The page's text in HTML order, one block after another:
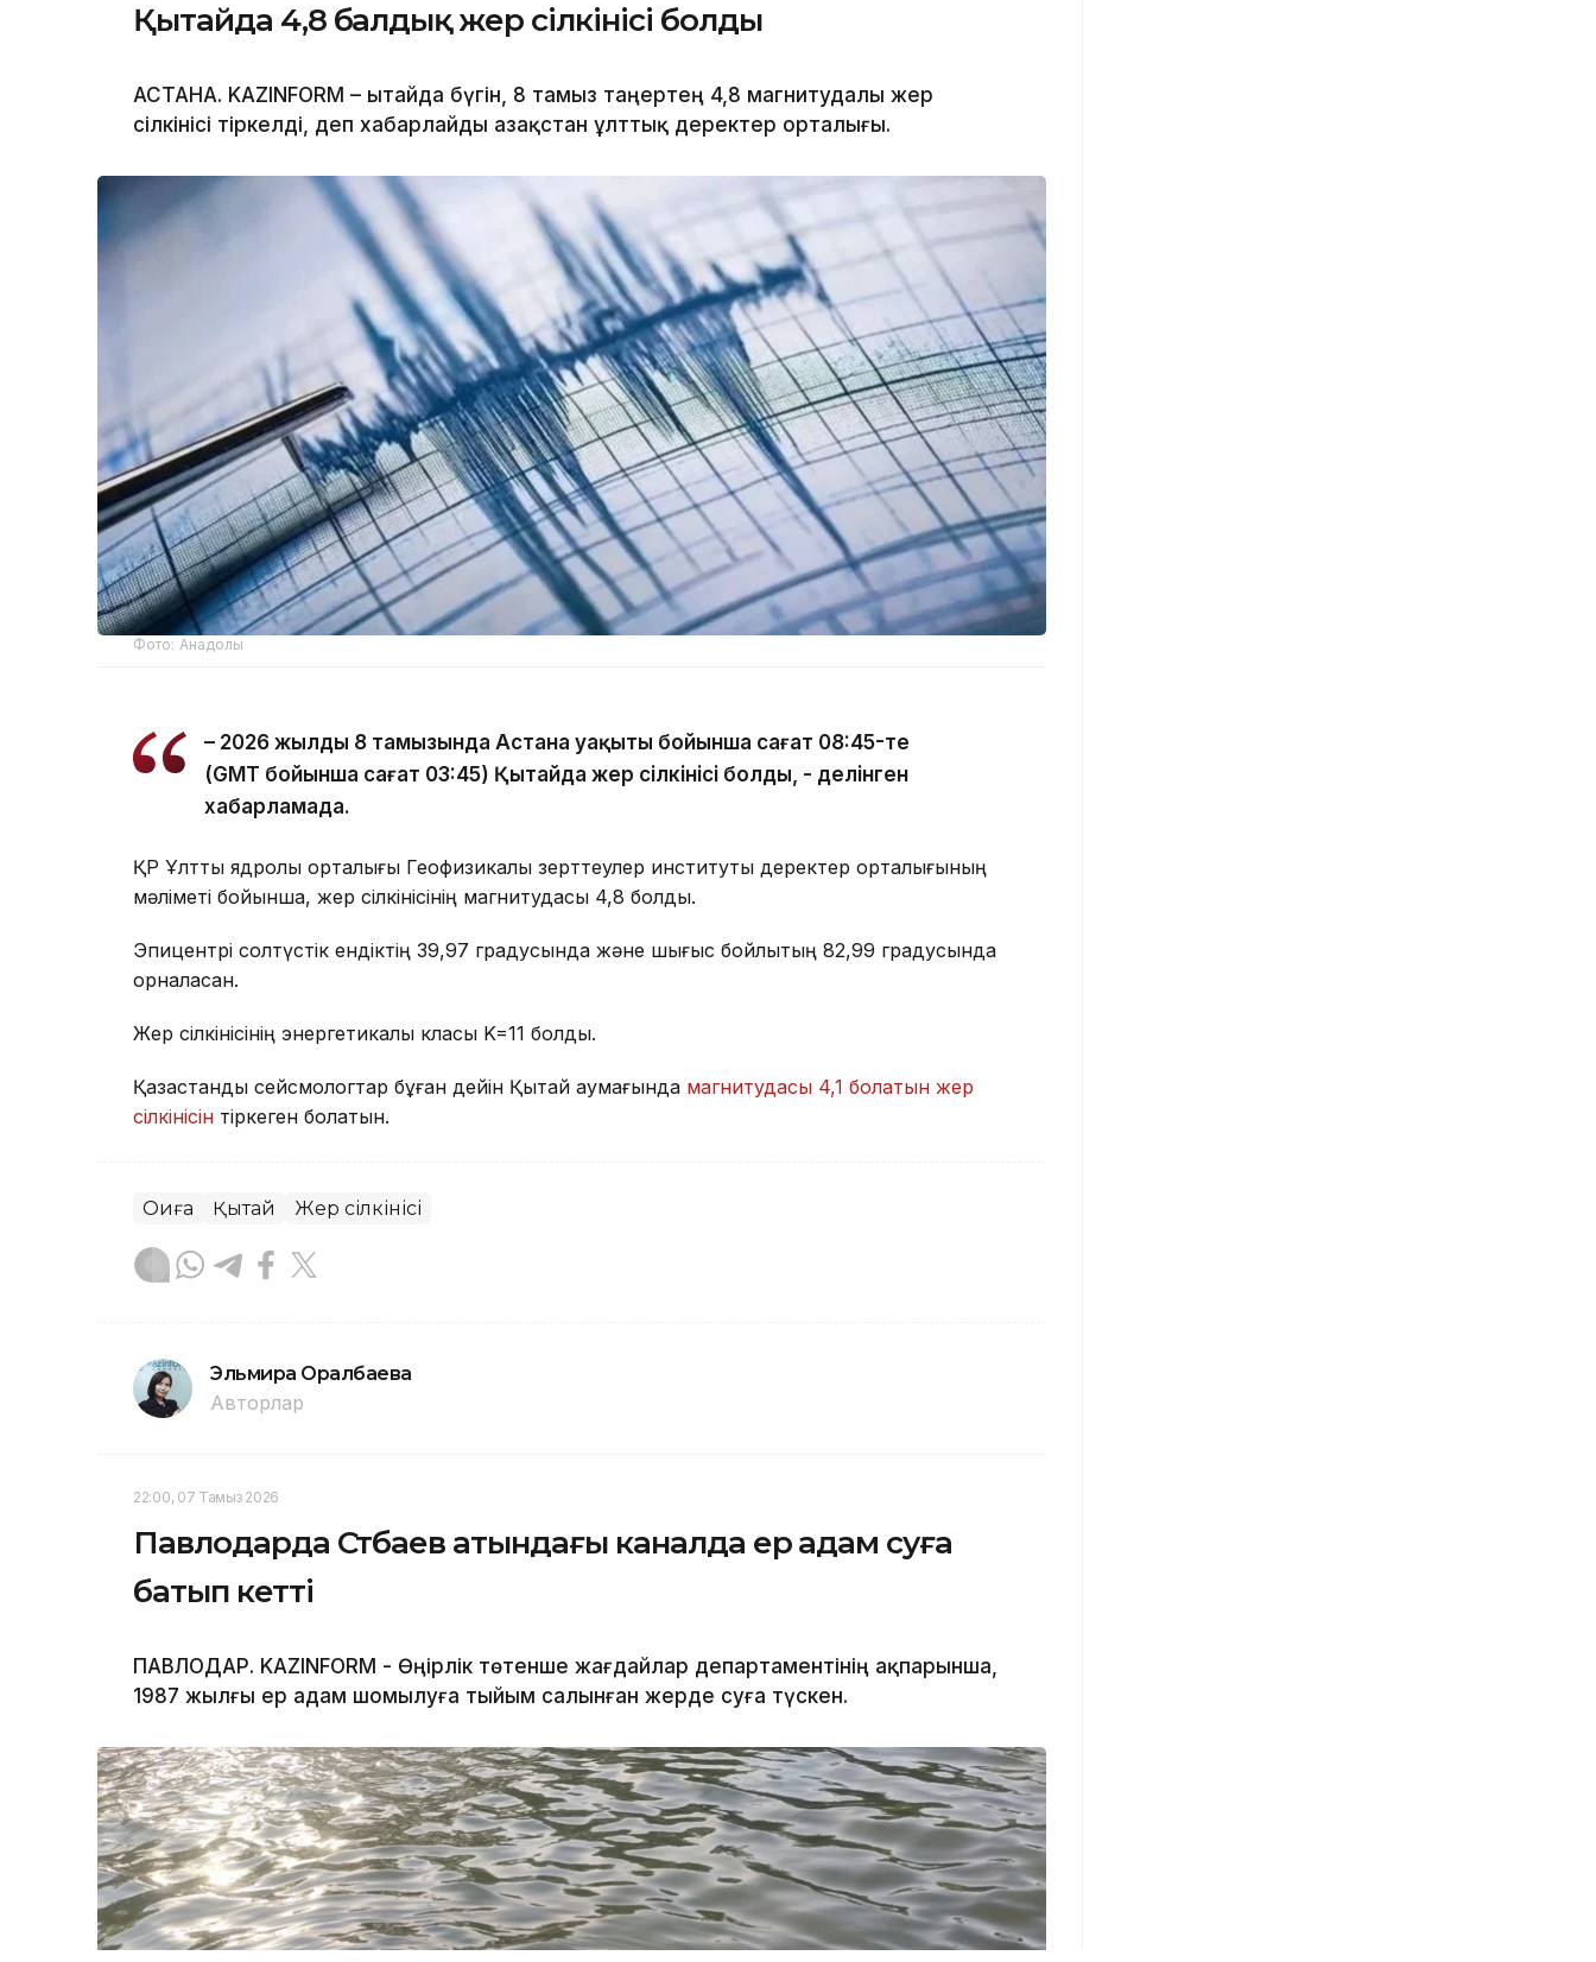
Қытайда 4,8 балдық жер сілкінісі болды
АСТАНА. KAZINFORM – Қытайда бүгін, 8 тамыз таңертең 4,8 магнитудалы жер
сілкінісі тіркелді, деп хабарлайды Қазақстан ұлттық деректер орталығы.
Фото: Анадолы
– 2026 жылдың 8 тамызында Астана уақыты бойынша сағат 08:45-те
(GMT бойынша сағат 03:45) Қытайда жер сілкінісі болды, - делінген
хабарламада.
ҚР Ұлттық ядролық орталығы Геофизикалық зерттеулер институты деректер орталығының
мәліметі бойынша, жер сілкінісінің магнитудасы 4,8 болды.
Эпицентрі солтүстік ендіктің 39,97 градусында және шығыс бойлықтың 82,99 градусында
орналасқан.
Жер сілкінісінің энергетикалық класы K=11 болды.
Қазақстандық сейсмологтар бұған дейін Қытай аумағында магнитудасы 4,1 болатын жер
сілкінісін тіркеген болатын.
Оқиға Қытай Жер сілкінісі
Эльмира Оралбаева
Авторлар
22:00, 07 Тамыз 2026
Павлодарда Сәтбаев атындағы каналда ер адам суға
батып кетті
ПАВЛОДАР. KAZINFORM - Өңірлік төтенше жағдайлар департаментінің ақпарынша,
1987 жылғы ер адам шомылуға тыйым салынған жерде суға түскен.